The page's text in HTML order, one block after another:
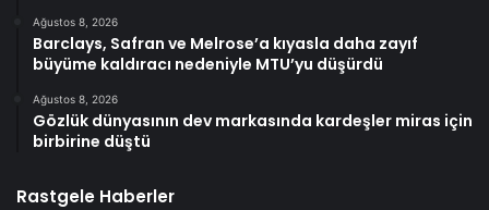
Ağustos 8, 2026
Barclays, Safran ve Melrose’a kıyasla daha zayıf
büyüme kaldıracı nedeniyle MTU’yu düşürdü
Ağustos 8, 2026
Gözlük dünyasının dev markasında kardeşler miras için
birbirine düştü
Rastgele Haberler